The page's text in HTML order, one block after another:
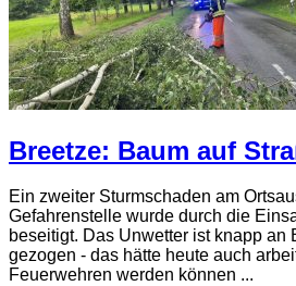
Breetze: Baum auf
Ein zweiter Sturmschaden am
Gefahrenstelle wurde durch die
beseitigt. Das Unwetter ist knapp an
gezogen - das hätte heute auch
Feuerwehren werden können ...